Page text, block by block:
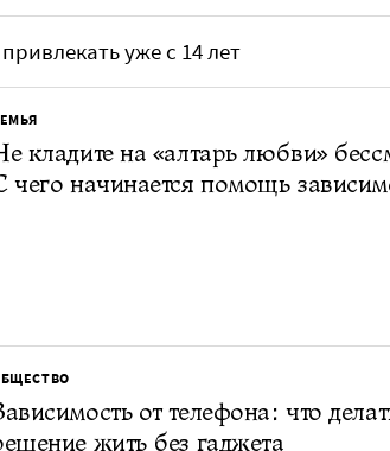
уже с 14 лет
кладите на «алтарь любви»
чего начинается помощь
от телефона: что
жить без гаджета